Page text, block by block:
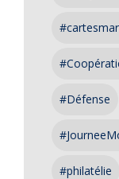
#Défense
#philatélie